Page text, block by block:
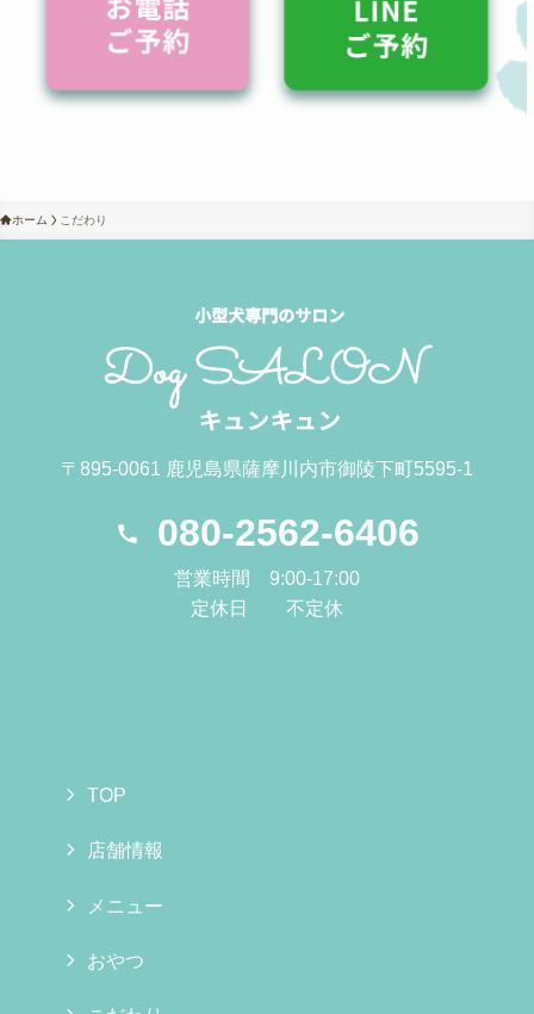
ホーム こだわり
〒895-0061 鹿児島県薩摩川内市御陵下町5595-1
080-2562-6406
営業時間 9:00-17:00
定休日 不定休
TOP
店舗情報
メニュー
おやつ